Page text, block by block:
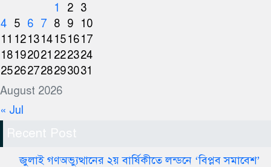
August 2026
1
2 3
4 5 6 7 8 9
10
11 121314151617
18192021 222324
25262728293031
« Jul
Recent Post
জুলাই গণঅভ্যুত্থানের ২য় বার্ষিকীতে লন্ডনে ‘বিপ্লব সমাবেশ’